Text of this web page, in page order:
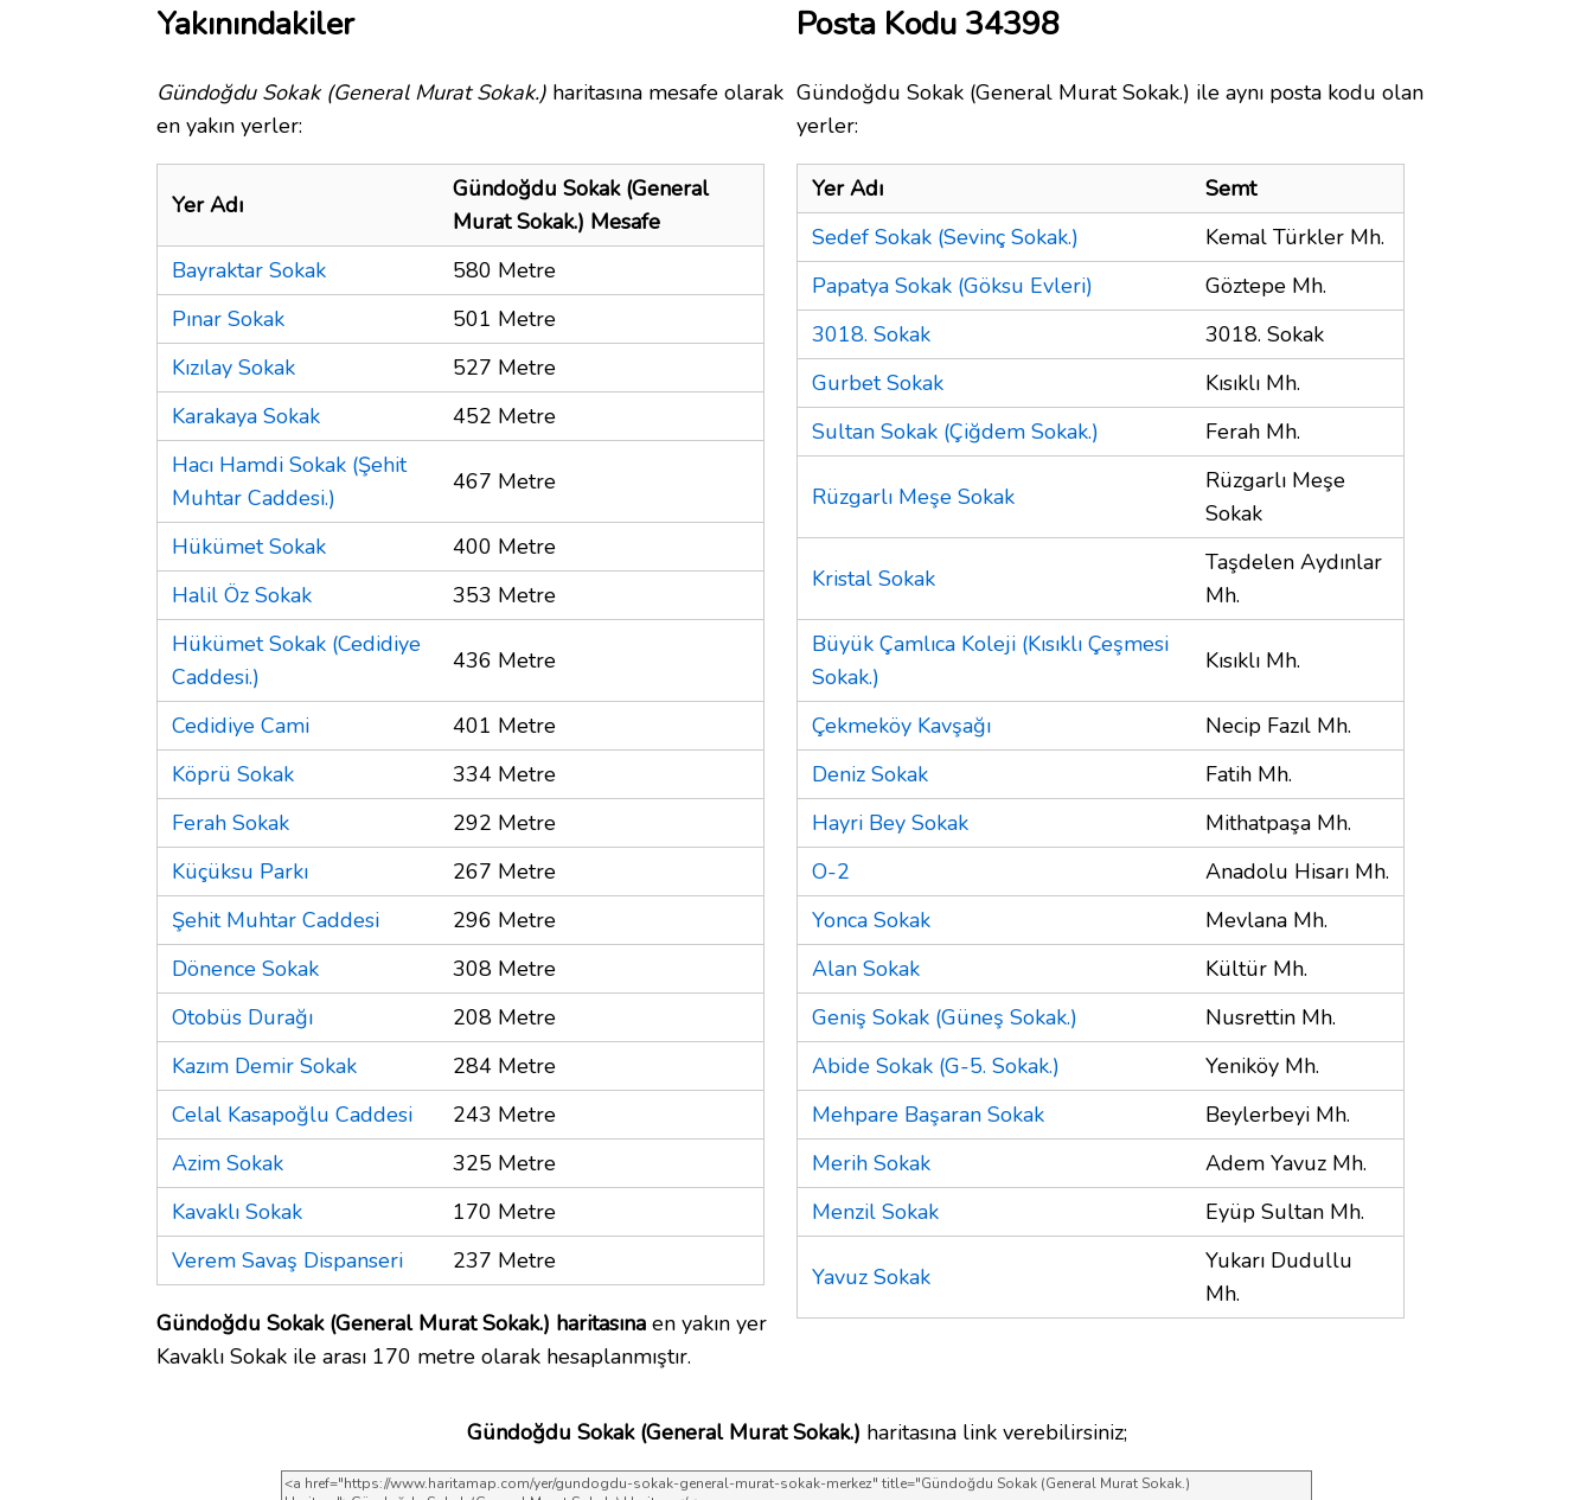
Yakınındakiler
Gündoğdu Sokak (General Murat Sokak.) haritasına mesafe olarak
en yakın yerler:
Yer Adı
Gündoğdu Sokak (General
Murat Sokak.) Mesafe
Bayraktar Sokak
580 Metre
Pınar Sokak
501 Metre
Kızılay Sokak
527 Metre
Karakaya Sokak
452 Metre
Hacı Hamdi Sokak (Şehit
Muhtar Caddesi.)
467 Metre
Hükümet Sokak
400 Metre
Halil Öz Sokak
353 Metre
Hükümet Sokak (Cedidiye
Caddesi.)
436 Metre
Cedidiye Cami
401 Metre
Köprü Sokak
334 Metre
Ferah Sokak
292 Metre
Küçüksu Parkı
267 Metre
Şehit Muhtar Caddesi
296 Metre
Dönence Sokak
308 Metre
Otobüs Durağı
208 Metre
Kazım Demir Sokak
284 Metre
Celal Kasapoğlu Caddesi
243 Metre
Azim Sokak
325 Metre
Kavaklı Sokak
170 Metre
Verem Savaş Dispanseri
237 Metre
Gündoğdu Sokak (General Murat Sokak.) haritasına en yakın yer
Kavaklı Sokak ile arası 170 metre olarak hesaplanmıştır.
Posta Kodu 34398
Gündoğdu Sokak (General Murat Sokak.) ile aynı posta kodu olan
yerler:
Yer Adı
Semt
Sedef Sokak (Sevinç Sokak.)
Kemal Türkler Mh.
Papatya Sokak (Göksu Evleri)
Göztepe Mh.
3018. Sokak
3018. Sokak
Gurbet Sokak
Kısıklı Mh.
Sultan Sokak (Çiğdem Sokak.)
Ferah Mh.
Rüzgarlı Meşe Sokak
Rüzgarlı Meşe
Sokak
Kristal Sokak
Taşdelen Aydınlar
Mh.
Büyük Çamlıca Koleji (Kısıklı Çeşmesi
Sokak.)
Kısıklı Mh.
Çekmeköy Kavşağı
Necip Fazıl Mh.
Deniz Sokak
Fatih Mh.
Hayri Bey Sokak
Mithatpaşa Mh.
O-2
Anadolu Hisarı Mh.
Yonca Sokak
Mevlana Mh.
Alan Sokak
Kültür Mh.
Geniş Sokak (Güneş Sokak.)
Nusrettin Mh.
Abide Sokak (G-5. Sokak.)
Yeniköy Mh.
Mehpare Başaran Sokak
Beylerbeyi Mh.
Merih Sokak
Adem Yavuz Mh.
Menzil Sokak
Eyüp Sultan Mh.
Yavuz Sokak
Yukarı Dudullu
Mh.
Gündoğdu Sokak (General Murat Sokak.) haritasına link verebilirsiniz;